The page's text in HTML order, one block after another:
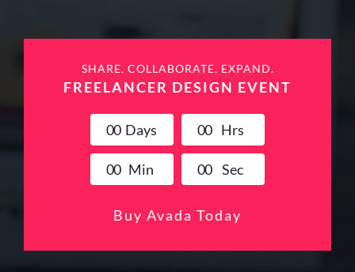
SHARE. COLLABORATE. EXPAND.
FREELANCER DESIGN EVENT
00 Days 00 Hrs
00 Min 00 Sec
Buy Avada Today